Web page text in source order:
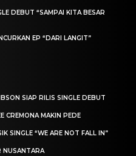
DEBUT “SAMPAI KITA BESAR
EP “DARI LANGIT”
SIAP RILIS SINGLE DEBUT
CREMONA MAKIN PEDE
SINGLE “WE ARE NOT FALL IN”
NUSANTARA